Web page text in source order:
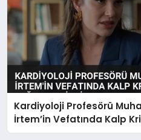
Kardiyoloji Profesörü
İrtem’in Vefatında Kalp
Değerlendirdi